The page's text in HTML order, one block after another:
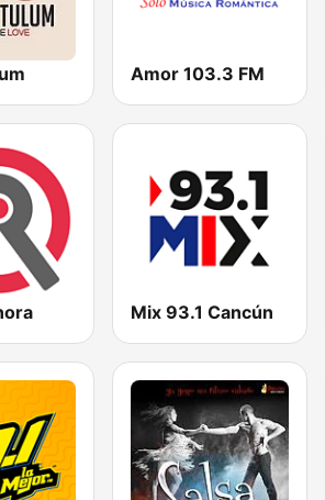
Amor 103.3 FM
Mix 93.1 Cancún